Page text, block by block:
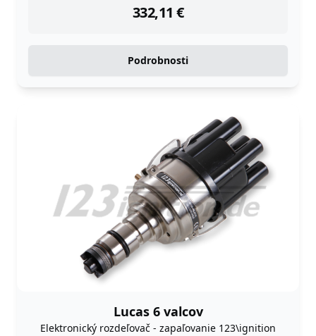
332,11 €
Podrobnosti
Lucas 6 valcov
Elektronický rozdeľovač - zapaľovanie 123\ignition